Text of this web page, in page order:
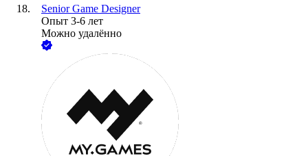
Senior Game Designer
Опыт 3-6 лет
Можно удалённо